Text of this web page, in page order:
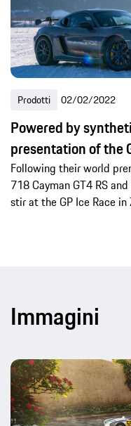
Prodotti 02/02/2022
Powered by
presentation of the
Following their world
718 Cayman GT4 RS
stir at the GP Ice Race in
Immagini